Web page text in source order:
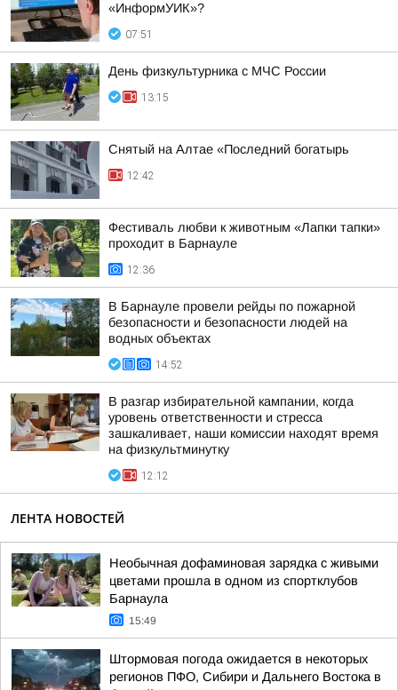
«ИнформУИК»?
07:51
День физкультурника с МЧС России
13:15
Снятый на Алтае «Последний богатырь
12:42
Фестиваль любви к животным «Лапки тапки»
проходит в Барнауле
12:36
В Барнауле провели рейды по пожарной
безопасности и безопасности людей на
водных объектах
14:52
В разгар избирательной кампании, когда
уровень ответственности и стресса
зашкаливает, наши комиссии находят время
на физкультминутку
12:12
ЛЕНТА НОВОСТЕЙ
Необычная дофаминовая зарядка с живыми
цветами прошла в одном из спортклубов
Барнаула
15:49
Штормовая погода ожидается в некоторых
регионов ПФО, Сибири и Дальнего Востока в